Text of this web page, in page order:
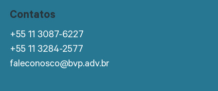
Contatos
+55 11 3087-6227
+55 11 3284-2577
faleconosco@bvp.adv.br